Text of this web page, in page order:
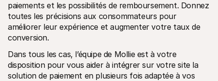
paiements et les possibilités de remboursement. Donnez
toutes les précisions aux consommateurs pour
améliorer leur expérience et augmenter votre taux de
conversion.
Dans tous les cas, l’équipe de Mollie est à votre
disposition pour vous aider à intégrer sur votre site la
solution de paiement en plusieurs fois adaptée à vos